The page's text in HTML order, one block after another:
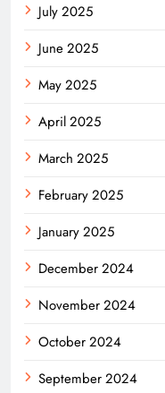
July 2025
June 2025
May 2025
April 2025
March 2025
February 2025
January 2025
December 2024
November 2024
October 2024
September 2024